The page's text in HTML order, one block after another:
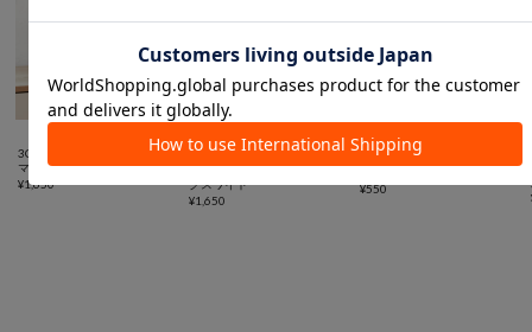

3COINS
マルチクリアボックス棚付き
¥1,650

3COINS
《2WAY》マルチクリアボッ
クスワイド
¥1,650
SALE 
3COINS
¥550